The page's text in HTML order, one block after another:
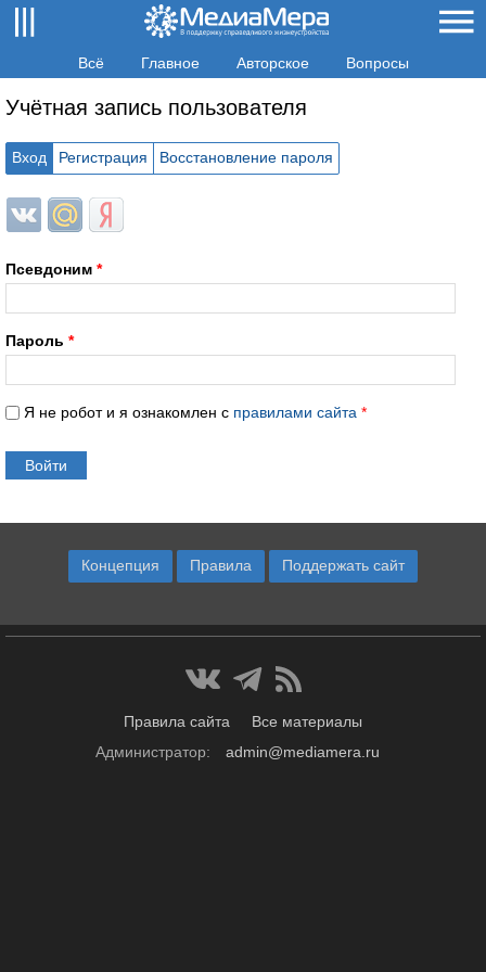
Всё Главное Авторское Вопросы
Учётная запись пользователя
Вход Регистрация Восстановление пароля
Login with ВКонтакте
Login with Mail.ru
Login with Яндекс
Псевдоним *
Пароль *
Я не робот и я ознакомлен с правилами сайта *
Концепция Правила Поддержать сайт
Правила сайта
Все материалы
Администратор:
admin@mediamera.ru